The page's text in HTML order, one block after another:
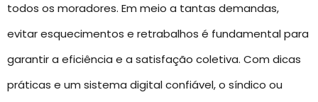
todos os moradores. Em meio a tantas demandas,
evitar esquecimentos e retrabalhos é fundamental para
garantir a eficiência e a satisfação coletiva. Com dicas
práticas e um sistema digital confiável, o síndico ou